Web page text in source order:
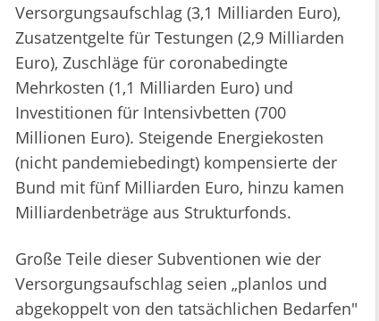
Versorgungsaufschlag (3,1 Milliarden Euro),
Zusatzentgelte für Testungen (2,9 Milliarden
Euro), Zuschläge für coronabedingte
Mehrkosten (1,1 Milliarden Euro) und
Investitionen für Intensivbetten (700
Millionen Euro). Steigende Energiekosten
(nicht pandemiebedingt) kompensierte der
Bund mit fünf Milliarden Euro, hinzu kamen
Milliardenbeträge aus Strukturfonds.
Große Teile dieser Subventionen wie der
Versorgungsaufschlag seien „planlos und
abgekoppelt von den tatsächlichen Bedarfen"